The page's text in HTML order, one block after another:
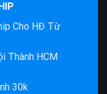
Cho HĐ Từ
Thành HCM
30k